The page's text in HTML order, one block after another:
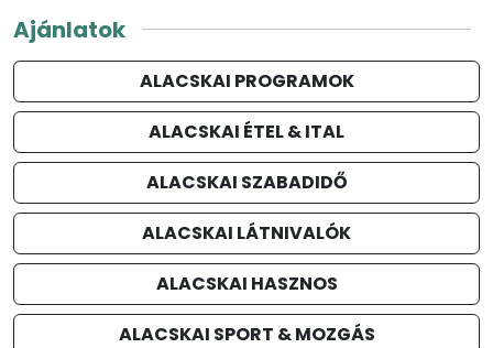
Ajánlatok
ALACSKAI PROGRAMOK
ALACSKAI ÉTEL & ITAL
ALACSKAI SZABADIDŐ
ALACSKAI LÁTNIVALÓK
ALACSKAI HASZNOS
ALACSKAI SPORT & MOZGÁS